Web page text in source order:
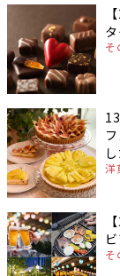
そ
洋
そ